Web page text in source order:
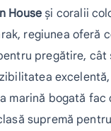
House și coralii
regiunea oferă
pregătire, cât
marină bogată fac
supremă